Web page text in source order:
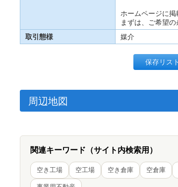
ホームページに掲
まずは、ご希望
取引態様
媒介
保存リス
周辺地図
関連キーワード（サイト内検索用）
空き工場 空工場 空き倉庫 空倉庫